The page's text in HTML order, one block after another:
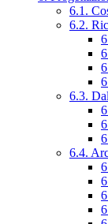
6.1.
6.2.
6.3.
6.4.